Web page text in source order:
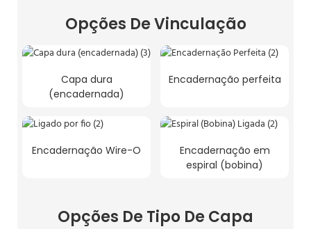
Opções De Vinculação
Capa dura
(encadernada)
Encadernação perfeita
Encadernação Wire-O
Encadernação em
espiral (bobina)
Opções De Tipo De Capa